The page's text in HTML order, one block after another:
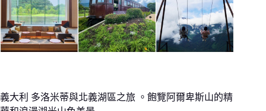
義大利 多洛米蒂與北義湖區之旅 。飽覽阿爾卑斯山的精